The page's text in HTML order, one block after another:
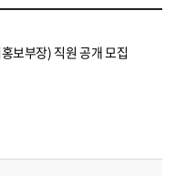
보부장) 직원 공개 모집